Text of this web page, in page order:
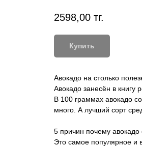
2598,00 тг.
Купить
Авокадо на столько
Авокадо занесён в книгу
В 100 граммах авокадо
много. А лучший сорт
5 причин почему
Это самое популярное и